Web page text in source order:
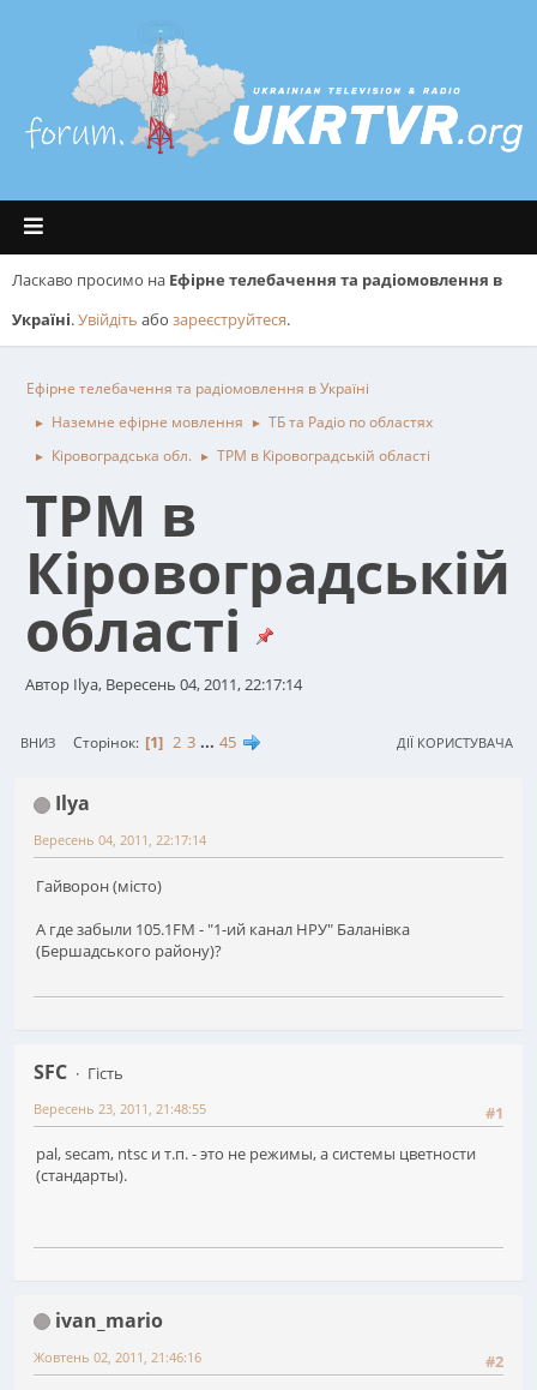
Ласкаво просимо на Ефірне телебачення та радіомовлення в
Україні.Увійдіть або зареєструйтеся.
Ефірне телебачення та радіомовлення в Україні
► Наземне ефірне мовлення ► ТБ та Радіо по областях
► Кіровоградська обл. ► ТРМ в Кiровоградськiй областi
ТРМ в
Кiровоградськiй
областi
Автор Ilya, Вересень 04, 2011, 22:17:14
ВНИЗ Сторінок 1 2 3 ... 45 ДІЇ КОРИСТУВАЧА
Ilya
Вересень 04, 2011, 22:17:14
Гайворон (місто)
А где забыли 105.1FM - "1-ий канал НРУ" Баланівка
(Бершадського району)?
SFC
Гість
#1
Вересень 23, 2011, 21:48:55
pal, secam, ntsc и т.п. - это не режимы, а системы цветности
(стандарты).
ivan_mario
#2
Жовтень 02, 2011, 21:46:16